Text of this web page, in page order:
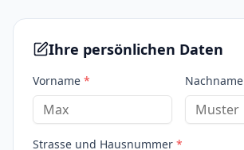
Ihre persönlichen Daten
Vorname * Nachname
Strasse und Hausnummer *